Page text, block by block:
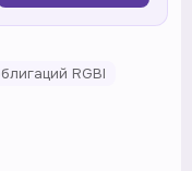
RGBI